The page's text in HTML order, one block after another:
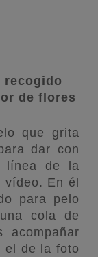
recogido
de flores
que grita
dar con
línea de la
En él
para pelo
cola de
acompañar
el de la foto